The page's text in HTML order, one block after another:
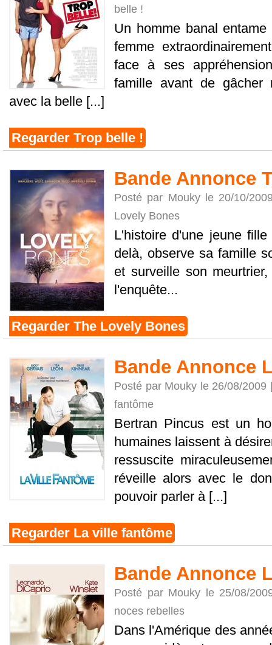
belle !
Un homme banal
femme
face à ses
famille avant de gâcher
avec la belle [...]
Regarder Trop belle !
Bande Annonce
Posté par Mouky le 20/10/
Lovely Bones
L'histoire d'une jeune
delà, observe sa famille
et surveille son
l'enquête...
Regarder The Lovely Bones
Bande Annonce
Posté par Mouky le 26/08/
fantôme
Bertran Pincus est un
humaines laissent à
ressuscite
réveille alors avec le
pouvoir parler à [...]
Regarder La ville fantôme
Bande Annonce
Posté par Mouky le 25/08/
noces rebelles
Dans l'Amérique des